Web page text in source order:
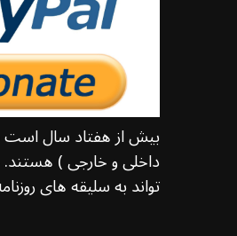
بیش از هفتاد سال است
داخلی و خارجی ) هستند.
تواند به سلیقه های